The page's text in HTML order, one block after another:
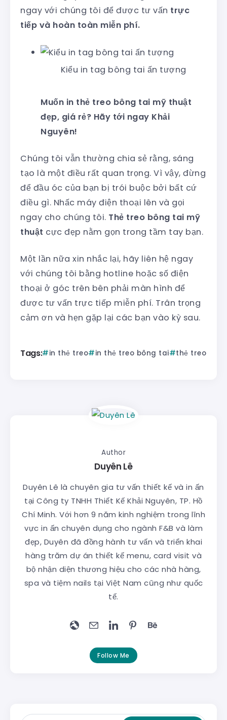
ngay với chúng tôi để được tư vấn trực
tiếp và hoàn toàn miễn phí.
Kiểu in tag bông tai ấn tượng
Muốn in thẻ treo bông tai mỹ thuật
đẹp, giá rẻ? Hãy tới ngay Khải
Nguyên!
Chúng tôi vẫn thường chia sẻ rằng, sáng
tạo là một điều rất quan trọng. Vì vậy, đừng
để đầu óc của bạn bị trói buộc bởi bất cứ
điều gì. Nhấc máy điện thoại lên và gọi
ngay cho chúng tôi. Thẻ treo bông tai mỹ
thuật cực đẹp nằm gọn trong tầm tay bạn.
Một lần nữa xin nhắc lại, hãy liên hệ ngay
với chúng tôi bằng hotline hoặc số điện
thoại ở góc trên bên phải màn hình để
được tư vấn trực tiếp miễn phí. Trân trọng
cảm ơn và hẹn gặp lại các bạn vào kỳ sau.
Tags: in thẻ treo in thẻ treo bông tai thẻ treo
Author
Duyên Lê
Duyên Lê là chuyên gia tư vấn thiết kế và in ấn
tại Công ty TNHH Thiết Kế Khải Nguyên, TP. Hồ
Chí Minh. Với hơn 9 năm kinh nghiệm trong lĩnh
vực in ấn chuyên dụng cho ngành F&B và làm
đẹp, Duyên đã đồng hành tư vấn và triển khai
hàng trăm dự án thiết kế menu, card visit và
bộ nhận diện thương hiệu cho các nhà hàng,
spa và tiệm nails tại Việt Nam cũng như quốc
tế.
Follow Me